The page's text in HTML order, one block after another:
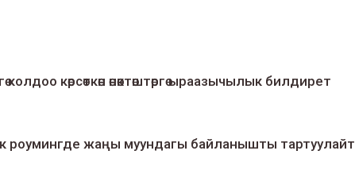
көрсөткөн өнөктөштөргө ыраазычылык билдирет
роумингде жаңы муундагы байланышты тартуулайт